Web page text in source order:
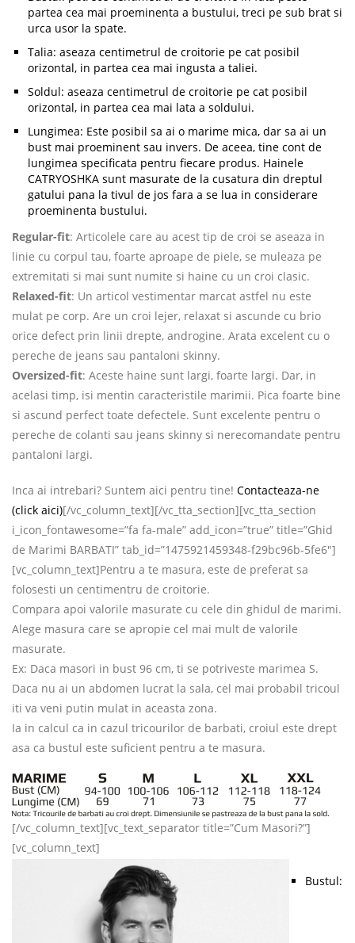
partea cea mai proeminenta a bustului, treci pe sub brat si
urca usor la spate.
Talia: aseaza centimetrul de croitorie pe cat posibil
orizontal, in partea cea mai ingusta a taliei.
Soldul: aseaza centimetrul de croitorie pe cat posibil
orizontal, in partea cea mai lata a soldului.
Lungimea: Este posibil sa ai o marime mica, dar sa ai un
bust mai proeminent sau invers. De aceea, tine cont de
lungimea specificata pentru fiecare produs. Hainele
CATRYOSHKA sunt masurate de la cusatura din dreptul
gatului pana la tivul de jos fara a se lua in considerare
proeminenta bustului.
Regular-fit: Articolele care au acest tip de croi se aseaza in
linie cu corpul tau, foarte aproape de piele, se muleaza pe
extremitati si mai sunt numite si haine cu un croi clasic.
Relaxed-fit: Un articol vestimentar marcat astfel nu este
mulat pe corp. Are un croi lejer, relaxat si ascunde cu brio
orice defect prin linii drepte, androgine. Arata excelent cu o
pereche de jeans sau pantaloni skinny.
Oversized-fit: Aceste haine sunt largi, foarte largi. Dar, in
acelasi timp, isi mentin caracteristile marimii. Pica foarte bine
si ascund perfect toate defectele. Sunt excelente pentru o
pereche de colanti sau jeans skinny si nerecomandate pentru
pantaloni largi.
Inca ai intrebari? Suntem aici pentru tine! Contacteaza-ne
(click aici)[/vc_column_text][/vc_tta_section][vc_tta_section
i_icon_fontawesome=”fa fa-male” add_icon=”true” title=”Ghid
de Marimi BARBATI” tab_id=”1475921459348-f29bc96b-5fe6″]
[vc_column_text]Pentru a te masura, este de preferat sa
folosesti un centimentru de croitorie.
Compara apoi valorile masurate cu cele din ghidul de marimi.
Alege masura care se apropie cel mai mult de valorile
masurate.
Ex: Daca masori in bust 96 cm, ti se potriveste marimea S.
Daca nu ai un abdomen lucrat la sala, cel mai probabil tricoul
iti va veni putin mulat in aceasta zona.
Ia in calcul ca in cazul tricourilor de barbati, croiul este drept
asa ca bustul este suficient pentru a te masura.
[/vc_column_text][vc_text_separator title=”Cum Masori?”]
[vc_column_text]
Bustul: